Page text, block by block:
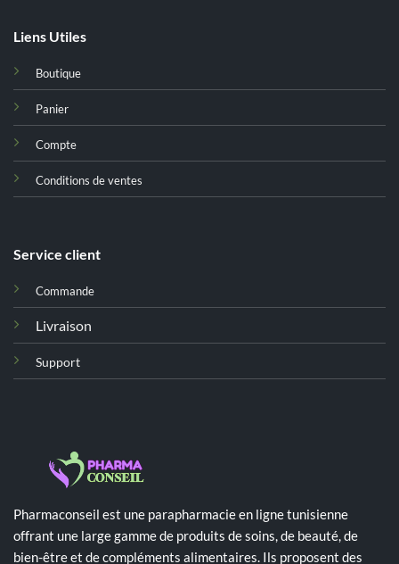
Liens Utiles
Boutique
Panier
Compte
Conditions de ventes
Service client
Commande
Livraison
Support
Pharmaconseil est une parapharmacie en ligne tunisienne
offrant une large gamme de produits de soins, de beauté, de
bien-être et de compléments alimentaires. Ils proposent des